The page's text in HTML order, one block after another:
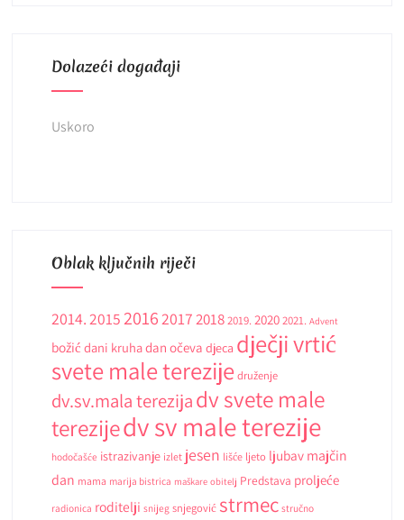
Dolazeći događaji
Uskoro
Oblak ključnih riječi
2014.2015201620172018 2019. 2020 2021. Advent
božić dani kruhadan očeva djeca dječji vrtić
svete male terezije druženje
dv.sv.mala terezijadv svete male
terezijedv sv male terezije
hodočašće istrazivanje izlet jesen lišće ljeto ljubav majčin
dan mama marija bistrica maškare obitelj Predstava proljeće
radionica roditelji snijeg snjegović strmec stručno